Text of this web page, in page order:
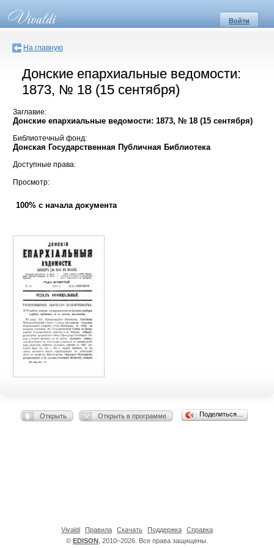
Войти
На главную
Донские епархиальные ведомости:
1873, № 18 (15 сентября)
Заглавие:
Донские епархиальные ведомости: 1873, № 18 (15 сентября)
Библиотечный фонд:
Донская Государственная Публичная Библиотека
Доступные права:
Просмотр:
100% с начала документа
Открыть Открыть в программе Поделиться…
© EDISON , 2010–2026. Все права защищены.
Vivaldi Правила Скачать Поддержка Справка